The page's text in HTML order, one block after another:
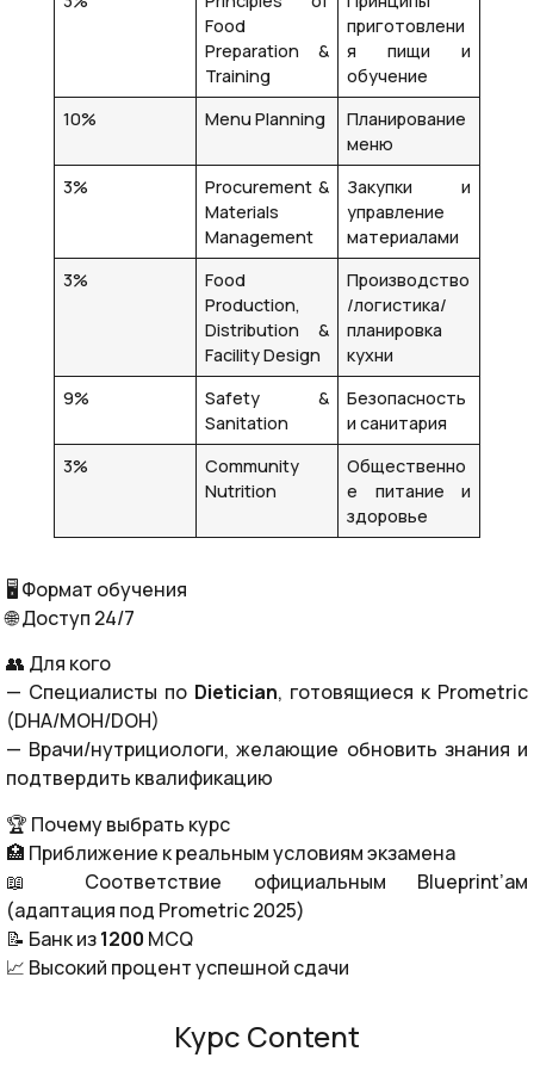
Food
Preparation &
Training
приготовлени
я пищи и
обучение
10%
Menu Planning
Планирование
меню
3%
Procurement &
Materials
Management
Закупки и
управление
материалами
3%
Food
Production,
Distribution &
Facility Design
Производство
/логистика/
планировка
кухни
9%
Safety &
Sanitation
Безопасность
и санитария
3%
Community
Nutrition
Общественно
е питание и
здоровье
🖥️ Формат обучения
🌐 Доступ 24/7
👥 Для кого
— Специалисты по Dietician, готовящиеся к Prometric
(DHA/MOH/DOH)
— Врачи/нутрициологи, желающие обновить знания и
подтвердить квалификацию
🏆 Почему выбрать курс
🏥 Приближение к реальным условиям экзамена
📖 Соответствие официальным Blueprint’ам
(адаптация под Prometric 2025)
📝 Банк из1200 MCQ
📈 Высокий процент успешной сдачи
Курс Content